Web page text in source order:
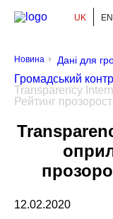
Громадський
UK EN
Новина Дані для
Громадський
Transparency
Рейтинг
12.02.2020